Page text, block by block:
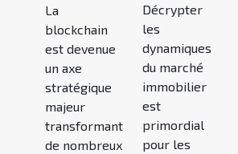
La
blockchain
est devenue
un axe
stratégique
majeur
transformant
de nombreux
Décrypter
les
dynamiques
du marché
immobilier
est
primordial
pour les